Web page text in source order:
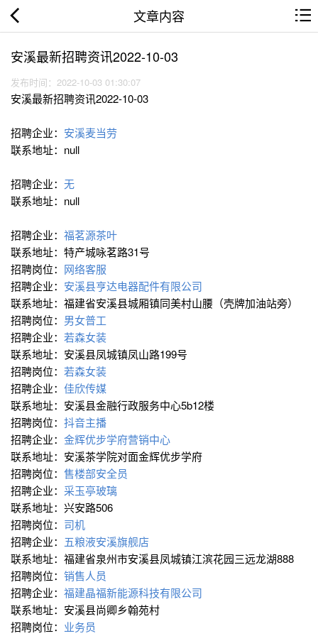
文章内容
安溪最新招聘资讯2022-10-03
发布时间：2022-10-03 01:30:07
安溪最新招聘资讯2022-10-03
招聘企业： 安溪麦当劳
联系地址：null
招聘企业： 无
联系地址：null
招聘企业： 福茗源茶叶
联系地址：特产城咏茗路31号
招聘岗位： 网络客服
招聘企业： 安溪县亨达电器配件有限公司
联系地址：福建省安溪县城厢镇同美村山腰（壳牌加油站旁）
招聘岗位： 男女普工
招聘企业： 若森女装
联系地址：安溪县凤城镇凤山路199号
招聘岗位： 若森女装
招聘企业： 佳欣传媒
联系地址：安溪县金融行政服务中心5b12楼
招聘岗位： 抖音主播
招聘企业： 金辉优步学府营销中心
联系地址：安溪茶学院对面金辉优步学府
招聘岗位： 售楼部安全员
招聘企业： 采玉亭玻璃
联系地址：兴安路506
招聘岗位： 司机
招聘企业： 五粮液安溪旗舰店
联系地址：福建省泉州市安溪县凤城镇江滨花园三远龙湖888
招聘岗位： 销售人员
招聘企业： 福建晶福新能源科技有限公司
联系地址：安溪县尚卿乡翰苑村
招聘岗位： 业务员